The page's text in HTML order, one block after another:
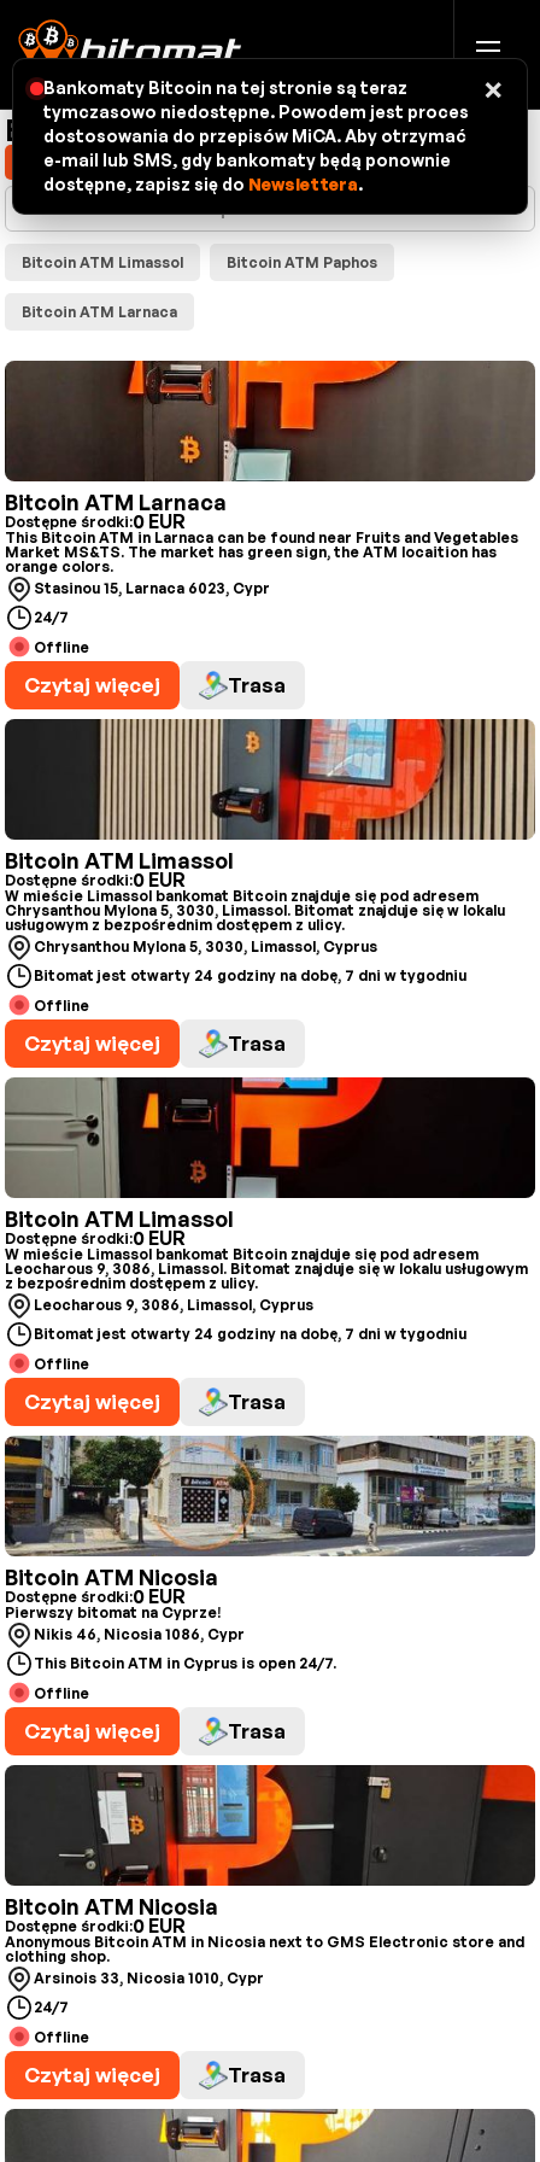
Bitomaty - mapa
Pokaż moją lokalizację
Bitcoin ATM Limassol Bitcoin ATM Paphos
Bitcoin ATM Larnaca
Bitcoin ATM Larnaca
Dostępne środki:0 EUR
This Bitcoin ATM in Larnaca can be found near Fruits and Vegetables
Market MS&TS. The market has green sign, the ATM locaition has
orange colors.
Stasinou 15, Larnaca 6023, Cypr
24/7
Offline
Czytaj więcej Trasa
Bitcoin ATM Limassol
Dostępne środki:0 EUR
W mieście Limassol bankomat Bitcoin znajduje się pod adresem
Chrysanthou Mylona 5, 3030, Limassol. Bitomat znajduje się w lokalu
usługowym z bezpośrednim dostępem z ulicy.
Chrysanthou Mylona 5, 3030, Limassol, Cyprus
Bitomat jest otwarty 24 godziny na dobę, 7 dni w tygodniu
Offline
Czytaj więcej Trasa
Bitcoin ATM Limassol
Dostępne środki:0 EUR
W mieście Limassol bankomat Bitcoin znajduje się pod adresem
Leocharous 9, 3086, Limassol. Bitomat znajduje się w lokalu usługowym
z bezpośrednim dostępem z ulicy.
Leocharous 9, 3086, Limassol, Cyprus
Bitomat jest otwarty 24 godziny na dobę, 7 dni w tygodniu
Offline
Czytaj więcej Trasa
Bitcoin ATM Nicosia
Dostępne środki:0 EUR
Pierwszy bitomat na Cyprze!
Nikis 46, Nicosia 1086, Cypr
This Bitcoin ATM in Cyprus is open 24/7.
Offline
Czytaj więcej Trasa
Bitcoin ATM Nicosia
Dostępne środki:0 EUR
Anonymous Bitcoin ATM in Nicosia next to GMS Electronic store and
clothing shop.
Arsinois 33, Nicosia 1010, Cypr
24/7
Offline
Czytaj więcej Trasa
Bankomaty Bitcoin na tej stronie są teraz
tymczasowo niedostępne. Powodem jest proces
dostosowania do przepisów MiCA. Aby otrzymać
e-mail lub SMS, gdy bankomaty będą ponownie
dostępne, zapisz się do Newslettera.
×